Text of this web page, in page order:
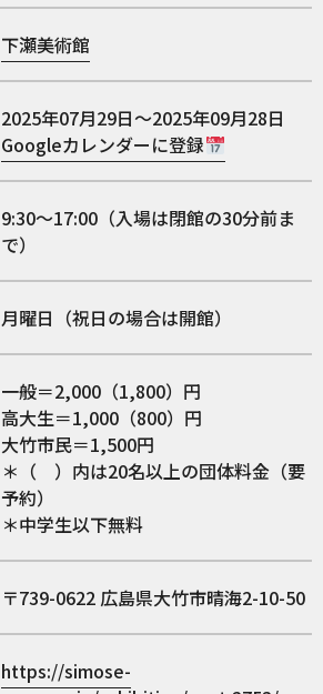
下瀬美術館
2025年07月29日～2025年09月28日
Googleカレンダーに登録
9:30～17:00（入場は閉館の30分前ま
で）
月曜日（祝日の場合は開館）
一般＝2,000（1,800）円
高大生＝1,000（800）円
大竹市民＝1,500円
＊（ ）内は20名以上の団体料金（要
予約）
＊中学生以下無料
739-0622 広島県大竹市晴海2-10-50
https://simose-